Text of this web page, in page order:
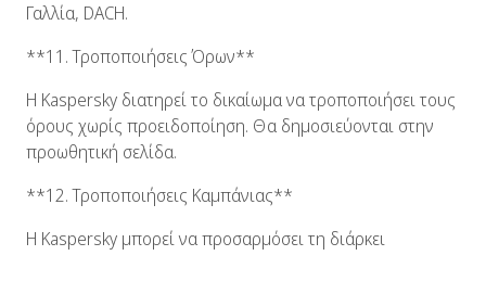
Γαλλία, DACH.
**11. Τροποποιήσεις Όρων**
H Kaspersky διατηρεί το δικαίωμα να τροποποιήσει τους
όρους χωρίς προειδοποίηση. Θα δημοσιεύονται στην
προωθητική σελίδα.
**12. Τροποποιήσεις Καμπάνιας**
Η Kaspersky μπορεί να προσαρμόσει τη διάρκει